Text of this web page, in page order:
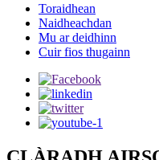
Toraidhean
Naidheachdan
Mu ar deidhinn
Cuir fios thugainn